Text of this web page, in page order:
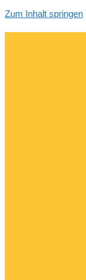
Zum Inhalt springen